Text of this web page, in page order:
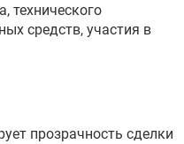
технического
средств, участия в
прозрачность сделки